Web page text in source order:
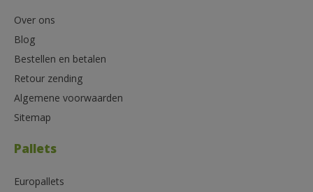
Over ons
Blog
Bestellen en betalen
Retour zending
Algemene voorwaarden
Sitemap
Pallets
Europallets